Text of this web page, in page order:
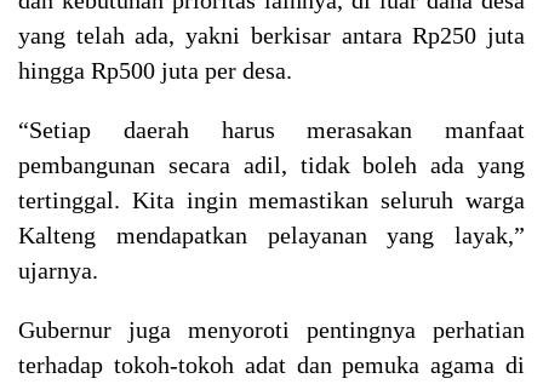
yang telah ada, yakni berkisar antara Rp250 juta
hingga Rp500 juta per desa.
“Setiap daerah harus merasakan manfaat
pembangunan secara adil, tidak boleh ada yang
tertinggal. Kita ingin memastikan seluruh warga
Kalteng mendapatkan pelayanan yang layak,”
ujarnya.
Gubernur juga menyoroti pentingnya perhatian
terhadap tokoh-tokoh adat dan pemuka agama di